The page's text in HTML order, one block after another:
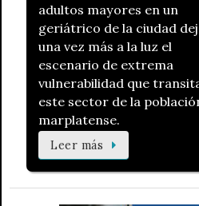
adultos mayores en un
geriátrico de la ciudad
una vez más a la luz el
escenario de extrema
vulnerabilidad que
este sector de la
marplatense.
Leer más